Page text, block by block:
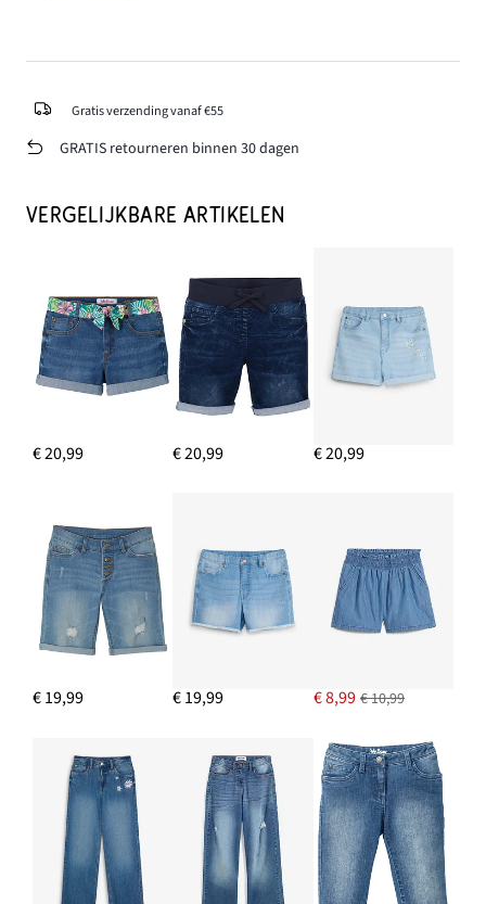
Gratis verzending vanaf €55
GRATIS retourneren binnen 30 dagen
VERGELIJKBARE ARTIKELEN
€ 20,99 € 20,99 € 20,99
€ 19,99 € 19,99 € 8,99 € 10,99